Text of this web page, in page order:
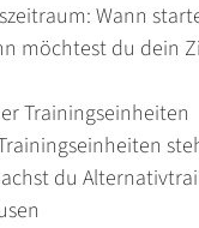
Wann
möchtest du dein
Trainingseinheiten
du